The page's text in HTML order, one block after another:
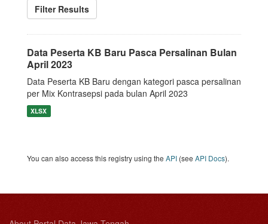
Filter Results
Data Peserta KB Baru Pasca Persalinan Bulan
April 2023
Data Peserta KB Baru dengan kategori pasca persalinan
per Mix Kontrasepsi pada bulan April 2023
XLSX
You can also access this registry using the API (see API Docs).